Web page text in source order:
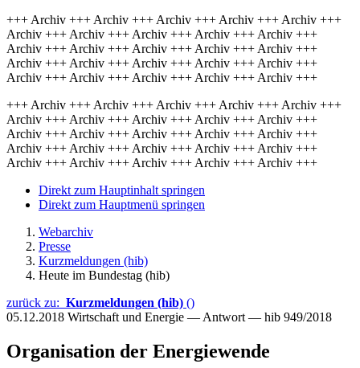
+++ Archiv +++ Archiv +++ Archiv +++ Archiv +++ Archiv +++
Archiv +++ Archiv +++ Archiv +++ Archiv +++ Archiv +++
Archiv +++ Archiv +++ Archiv +++ Archiv +++ Archiv +++
Archiv +++ Archiv +++ Archiv +++ Archiv +++ Archiv +++
Archiv +++ Archiv +++ Archiv +++ Archiv +++ Archiv +++
+++ Archiv +++ Archiv +++ Archiv +++ Archiv +++ Archiv +++
Archiv +++ Archiv +++ Archiv +++ Archiv +++ Archiv +++
Archiv +++ Archiv +++ Archiv +++ Archiv +++ Archiv +++
Archiv +++ Archiv +++ Archiv +++ Archiv +++ Archiv +++
Archiv +++ Archiv +++ Archiv +++ Archiv +++ Archiv +++
Direkt zum Hauptinhalt springen
Direkt zum Hauptmenü springen
Webarchiv
Presse
Kurzmeldungen (hib)
Heute im Bundestag (hib)
zurück zu: Kurzmeldungen (hib) ()
05.12.2018 Wirtschaft und Energie — Antwort — hib 949/2018
Organisation der Energiewende